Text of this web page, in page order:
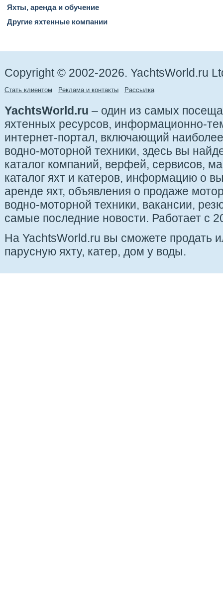
Яхты, аренда и обучение
Другие яхтенные компании
Copyright © 2002-2026. YachtsWorld.ru
Стать клиентом Реклама и контакты Рассылка
YachtsWorld.ru – один из самых
яхтенных ресурсов, информационно-
интернет-портал, включающий
водно-моторной техники, здесь вы
каталог компаний, верфей, сервисов,
каталог яхт и катеров, информацию о
аренде яхт, объявления о продаже
водно-моторной техники, вакансии,
самые последние новости. Работает с
На YachtsWorld.ru вы сможете продать
парусную яхту, катер, дом у воды.